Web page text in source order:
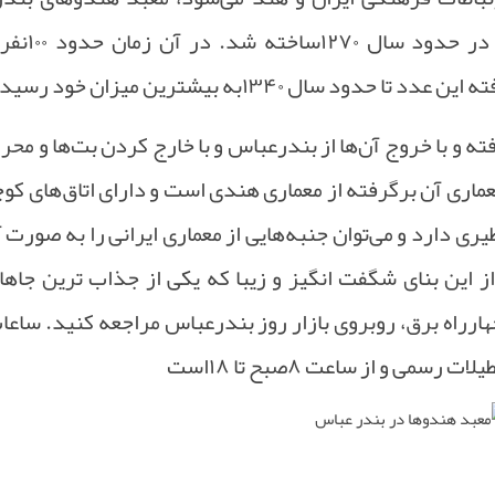
در حدود سال ۱۲۷۰ساخته شد. در آن زمان حدود ۱۰۰
این عدد تا حدود سال۱۳۴۰به بیشترین میزان خود رسید
و با خروج آن‌ها از بندرعباس و با خارج کردن بت‌ها و
آن برگرفته از معماری هندی است و دارای اتاق‌های
و می‌توان جنبه‌هایی از معماری ایرانی را به صورت
این بنای شگفت انگیز و زیبا که یکی از جذاب ترین
برق، روبروی بازار روز بندرعباس مراجعه کنید.
رسمی و از ساعت۸صبح تا۱۸است